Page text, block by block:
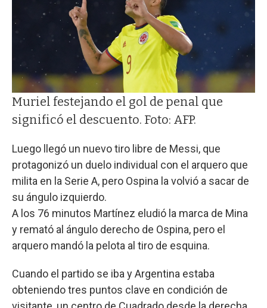
Muriel festejando el gol de penal que
significó el descuento. Foto: AFP.
Luego llegó un nuevo tiro libre de Messi, que
protagonizó un duelo individual con el arquero que
milita en la Serie A, pero Ospina la volvió a sacar de
su ángulo izquierdo.
A los 76 minutos Martínez eludió la marca de Mina
y remató al ángulo derecho de Ospina, pero el
arquero mandó la pelota al tiro de esquina.
Cuando el partido se iba y Argentina estaba
obteniendo tres puntos clave en condición de